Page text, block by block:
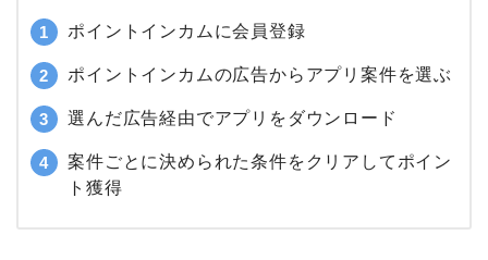
ポイントインカムに会員登録
ポイントインカムの広告からアプリ案件を選ぶ
選んだ広告経由でアプリをダウンロード
案件ごとに決められた条件をクリアしてポイン
ト獲得